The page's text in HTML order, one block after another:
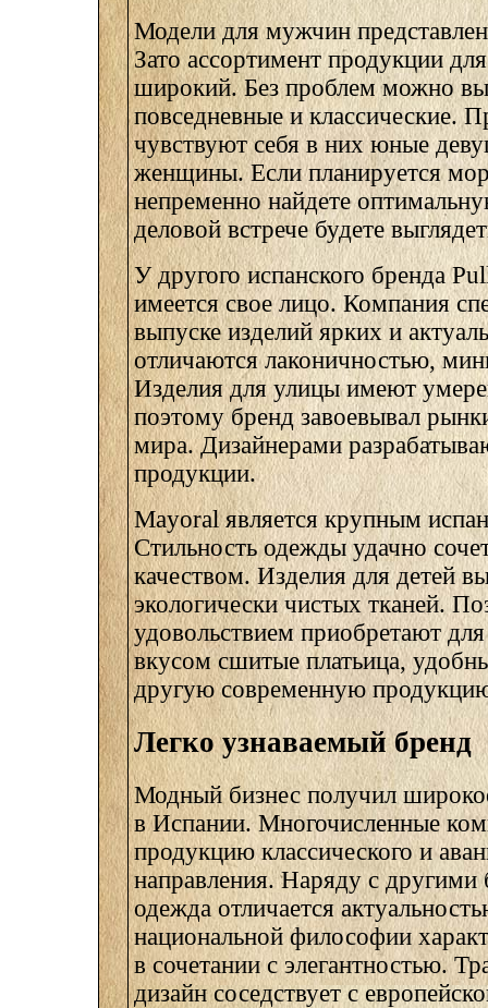
Модели для мужчин
Зато ассортимент продукции
широкий. Без проблем можно
повседневные и классические.
чувствуют себя в них юные
женщины. Если планируется
непременно найдете
деловой встрече будете
У другого испанского бренда
имеется свое лицо. Компания
выпуске изделий ярких и
отличаются лаконичностью,
Изделия для улицы имеют
поэтому бренд завоевывал
мира. Дизайнерами
продукции.
Mayoral является крупным
Стильность одежды удачно
качеством. Изделия для детей
экологически чистых тканей.
удовольствием приобретают
вкусом сшитые платьица,
другую современную
Легко узнаваемый бренд
Модный бизнес получил
в Испании. Многочисленные
продукцию классического и
направления. Наряду с
одежда отличается
национальной философии
в сочетании с элегантностью.
дизайн соседствует с